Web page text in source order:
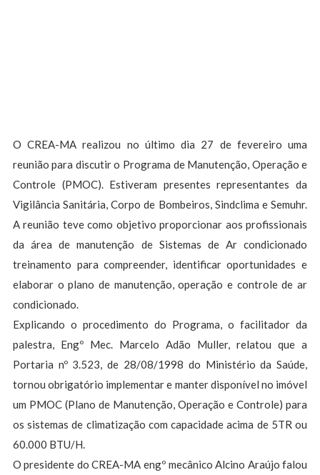
O CREA-MA realizou no último dia 27 de fevereiro uma
reunião para discutir o Programa de Manutenção, Operação e
Controle (PMOC). Estiveram presentes representantes da
Vigilância Sanitária, Corpo de Bombeiros, Sindclima e Semuhr.
A reunião teve como objetivo proporcionar aos profissionais
da área de manutenção de Sistemas de Ar condicionado
treinamento para compreender, identificar oportunidades e
elaborar o plano de manutenção, operação e controle de ar
condicionado.
Explicando o procedimento do Programa, o facilitador da
palestra, Engº Mec. Marcelo Adão Muller, relatou que a
Portaria nº 3.523, de 28/08/1998 do Ministério da Saúde,
tornou obrigatório implementar e manter disponível no imóvel
um PMOC (Plano de Manutenção, Operação e Controle) para
os sistemas de climatização com capacidade acima de 5TR ou
60.000 BTU/H.
O presidente do CREA-MA engº mecânico Alcino Araújo falou